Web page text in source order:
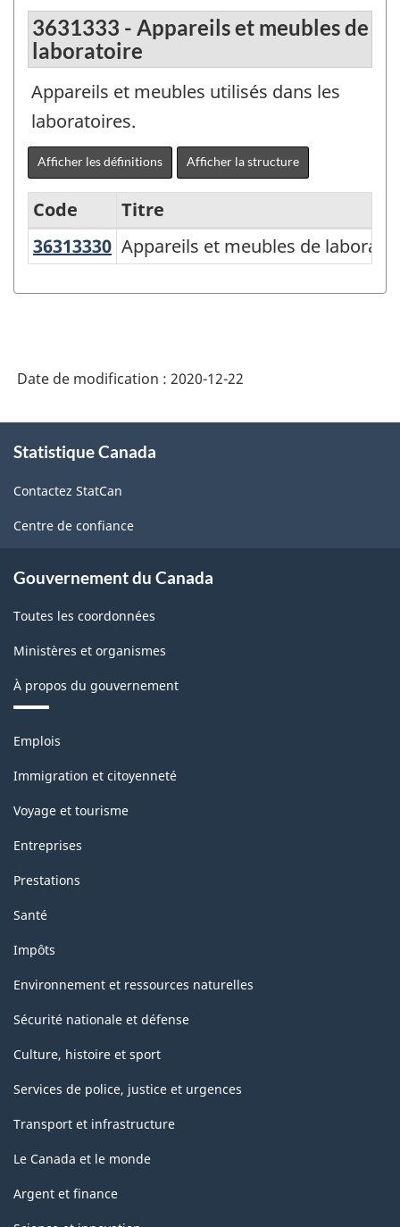
3631333 - Appareils et meubles de
laboratoire
Appareils et meubles utilisés dans les
laboratoires.
Afficher les définitions Afficher la structure
Variante
2017
2.0
-
Fabrication
et
forestière
le
11
2020
-
Structure
de
Code
Titre
36313330 Appareils et meubles de
Appareils et meubles de
Date de modification : 2020-12-22
propos
ce
site
Statistique Canada
Contactez StatCan
Centre de confiance
Gouvernement du Canada
Toutes les coordonnées
Ministères et organismes
À propos du gouvernement
Thèmes
sujets
Emplois
Immigration et citoyenneté
Voyage et tourisme
Entreprises
Prestations
Santé
Impôts
Environnement et ressources naturelles
Sécurité nationale et défense
Culture, histoire et sport
Services de police, justice et urgences
Transport et infrastructure
Le Canada et le monde
Argent et finance